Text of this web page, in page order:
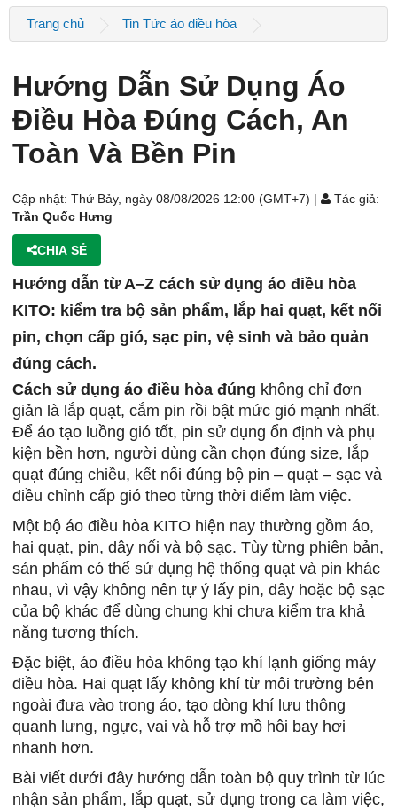
Trang chủ Tin Tức áo điều hòa
Hướng Dẫn Sử Dụng Áo
Điều Hòa Đúng Cách, An
Toàn Và Bền Pin
Cập nhật: Thứ Bảy, ngày 08/08/2026 12:00 (GMT+7) |
Tác giả:
Trần Quốc Hưng
CHIA SẺ
Hướng dẫn từ A–Z cách sử dụng áo điều hòa
KITO: kiểm tra bộ sản phẩm, lắp hai quạt, kết nối
pin, chọn cấp gió, sạc pin, vệ sinh và bảo quản
đúng cách.
Cách sử dụng áo điều hòa đúng không chỉ đơn
giản là lắp quạt, cắm pin rồi bật mức gió mạnh nhất.
Để áo tạo luồng gió tốt, pin sử dụng ổn định và phụ
kiện bền hơn, người dùng cần chọn đúng size, lắp
quạt đúng chiều, kết nối đúng bộ pin – quạt – sạc và
điều chỉnh cấp gió theo từng thời điểm làm việc.
Một bộ áo điều hòa KITO hiện nay thường gồm áo,
hai quạt, pin, dây nối và bộ sạc. Tùy từng phiên bản,
sản phẩm có thể sử dụng hệ thống quạt và pin khác
nhau, vì vậy không nên tự ý lấy pin, dây hoặc bộ sạc
của bộ khác để dùng chung khi chưa kiểm tra khả
năng tương thích.
Đặc biệt, áo điều hòa không tạo khí lạnh giống máy
điều hòa. Hai quạt lấy không khí từ môi trường bên
ngoài đưa vào trong áo, tạo dòng khí lưu thông
quanh lưng, ngực, vai và hỗ trợ mồ hôi bay hơi
nhanh hơn.
Bài viết dưới đây hướng dẫn toàn bộ quy trình từ lúc
nhận sản phẩm, lắp quạt, sử dụng trong ca làm việc,